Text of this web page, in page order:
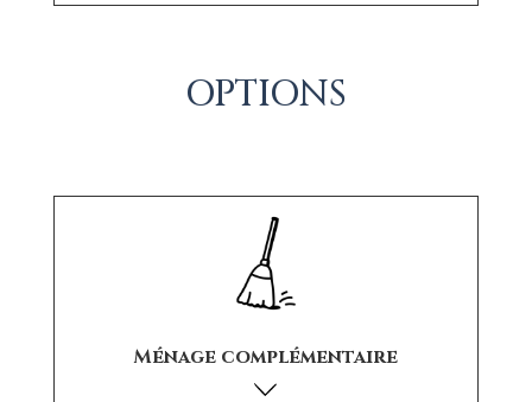
OPTIONS
Ménage complémentaire